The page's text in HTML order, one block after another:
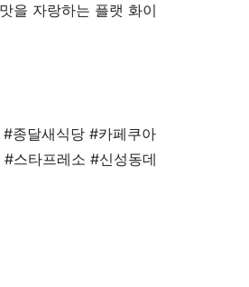
을 자랑하는 플랫 화이
종달새식당 #카페쿠아
스타프레소 #신성동데